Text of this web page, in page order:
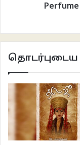
தொடர்புடைய